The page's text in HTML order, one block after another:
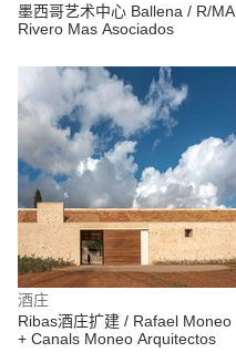
墨西哥艺术中心 Ballena / R/MA
Rivero Mas Asociados
酒庄
Ribas酒庄扩建 / Rafael Moneo
+ Canals Moneo Arquitectos